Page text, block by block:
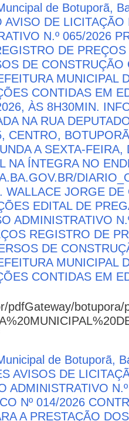
de Botuporã,
AVISO DE LICITAÇÃO
N.º 065/2026
DE
DE CONSTRUÇÃO
MUNICIPAL
CONTIDAS EM
ÀS 8H30MIN.
NA RUA
CENTRO,
A SEXTA-
NA ÍNTEGRA NO
WALLACE JORGE
EDITAL DE
ADMINISTRATIVO
REGISTRO DE
DE
MUNICIPAL
CONTIDAS EM
pdfGateway/botupora/
de Botuporã,
AVISOS DE
ADMINISTRATIVO
Nº 014/2026
A PRESTAÇÃO